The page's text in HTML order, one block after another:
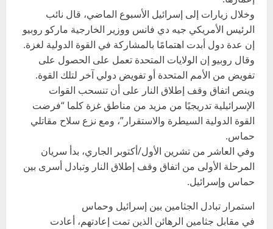
وخلال زيارات إلى إسرائيل الأسبوع الماضي، قال نائب
الرئيس الأمريكي جيه دي فانس ووزير الخارجية ماركو روبيو
إن عدة دول أبدت اهتمامًا بالمشاركة في القوة الدولية لغزة.
وقال روبيو إن الولايات المتحدة تعمل على الحصول على
تفويض من الأمم المتحدة أو تفويض دولي آخر لتلك القوة.
وينص اتفاق وقف إطلاق النار على أن تنسحب القوات
الإسرائيلية تدريجيًا من مزيد من مناطق غزة كلما “فرضت
القوة الدولية السيطرة والاستقرار”، ومع نزع سلاح مقاتلي
حماس.
وفي العاشر من تشرين الأول/أكتوبر الجاري، بدأ سريان
المرحلة الأولى من اتفاق وقف إطلاق النار وتبادل أسرى بين
حماس وإسرائيل.
استمرار تبادل الجثامين بين إسرائيل وحماس
في مقابل جثامين الرهائن الذين تمت إعادتهم، أعادت